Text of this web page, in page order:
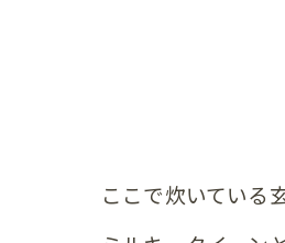
ここで炊いている